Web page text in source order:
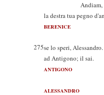
Andiam,
la destra tua pegno
BERENICE
275se lo speri,
ad Antigono; il sai.
ANTIGONO
ALESSANDRO